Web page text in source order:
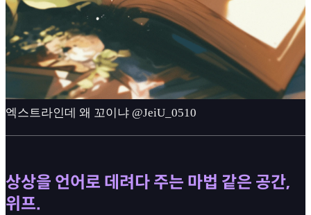
엑스트라인데 왜 꼬이냐 @JeiU_0510
상상을 언어로 데려다 주는 마법 같은 공간,
위프.